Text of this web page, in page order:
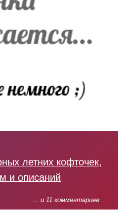
летних кофточек,
и описаний
... и 11 комментариев